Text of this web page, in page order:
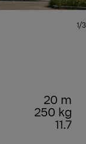
1/3
20 m
250 kg
11.7